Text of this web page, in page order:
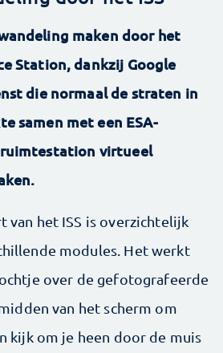
maken door het
Station, dankzij Google
die normaal de straten in
samen met een ESA-
virtueel
van het ISS is overzichtelijk
modules. Het werkt
over de gefotografeerde
van het scherm om
kijk om je heen door de muis